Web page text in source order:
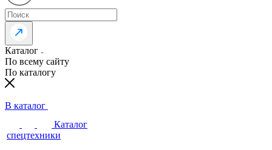
Каталог
По всему сайту
По каталогу
В каталог
Каталог
спецтехники